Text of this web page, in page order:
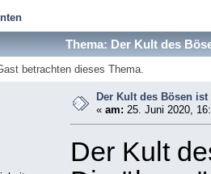
Thema: Der Kult des
betrachten dieses Thema.
Der Kult des Bösen ist
«am: 25. Juni 2020,
Der Kult